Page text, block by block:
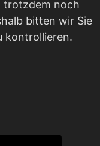
trotzdem noch
bitten wir Sie
kontrollieren.